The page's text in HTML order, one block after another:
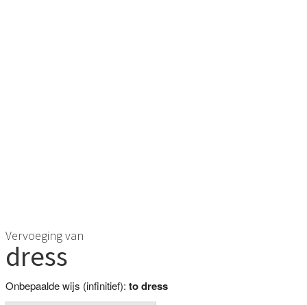
Vervoeging van
dress
Onbepaalde wijs (infinitief): to dress